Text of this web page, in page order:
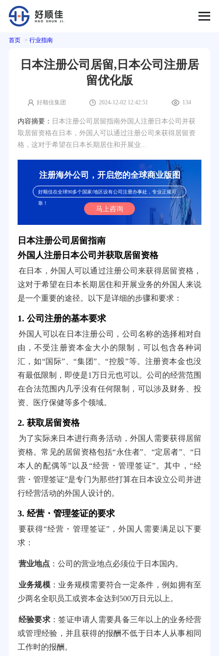
首页 > 行业指南
日本注册公司居留,日本公司注册居
留优化版
好顺佳集团 2024-12-02 12:42:51 134
内容摘要： 日本注册公司居留指南外国人注册日本公司并获
取居留资格在日本，外国人可以通过注册公司来获得居留资
格，这对于希望在日本长期居住和开展业...
注册海外公司，开启您的全球商业版图
好顺佳在全球90多个国家/地区设有公司注册办事处，专业正规可
靠！
马上咨询
日本注册公司居留指南
外国人注册日本公司并获取居留资格
在日本，外国人可以通过注册公司来获得居留资格，
这对于希望在日本长期居住和开展业务的外国人来说
是一个重要的途径。以下是详细的步骤和要求：
1. 公司注册的基本要求
外国人可以在日本注册公司，公司名称的选择相对自
由，不受注册资本金大小的限制，可以包含各种词
汇，如“国际”、“集团”、“控股”等。注册资本金也没
有最低限制，即使是1万日元也可以。公司的经营范围
在合法范围内几乎没有任何限制，可以涉及财务、投
资、医疗保健等多个领域。
2. 获取居留资格
为了实际来日本进行商务活动，外国人需要获得居留
资格。常见的居留资格包括“永住者”、“定居者”、“日
本人的配偶等”以及“经营・管理签证”。其中，“经
营・管理签证”是专门为那些打算在日本设立公司并进
行经营活动的外国人设计的。
3. 经营・管理签证的要求
要获得“经营・管理签证”，外国人需要满足以下要
求：
营业地点 ：公司的营业地点必须位于日本国内。
业务规模：业务规模需要符合一定条件，例如拥有至
少两名全职员工或资本金达到500万日元以上。
经验要求：签证申请人需要具备三年以上的业务经营
或管理经验，并且获得的报酬不低于日本人从事相同
工作时的报酬。